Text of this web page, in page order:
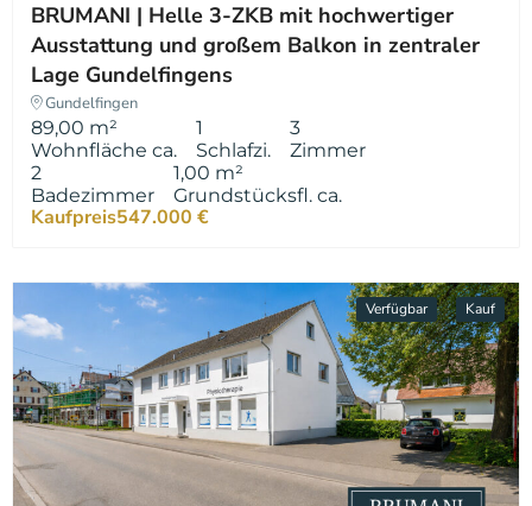
BRUMANI | Helle 3-ZKB mit hochwertiger
Ausstattung und großem Balkon in zentraler
Lage Gundelfingens
Gundelfingen
89,00 m²
Wohnfläche ca.
1
Schlafzi.
3
Zimmer
2
Badezimmer
1,00 m²
Grundstücksfl. ca.
Kaufpreis547.000 €
Verfügbar Kauf